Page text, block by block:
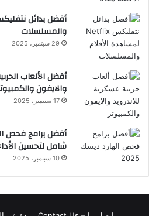
والمسلسلات
29 سبتمبر، 2025
أفضل الألعاب
والايفون
17 سبتمبر، 2025
شامل لتحسين
10 سبتمبر، 2025